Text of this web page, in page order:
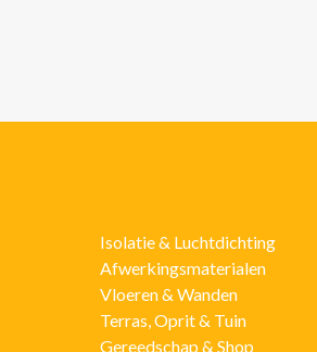
Isolatie & Luchtdichting
Afwerkingsmaterialen
Vloeren & Wanden
Terras, Oprit & Tuin
Gereedschap & Shop